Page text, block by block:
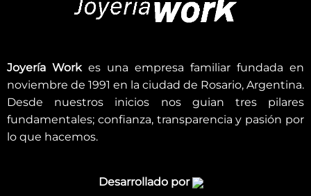
Joyería Workes una empresa familiar fundada en
noviembre de 1991 en la ciudad de Rosario, Argentina.
Desde nuestros inicios nos guian tres pilares
fundamentales; confianza, transparencia y pasión por
lo que hacemos.
Desarrollado por